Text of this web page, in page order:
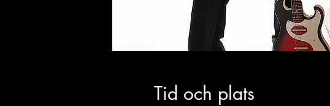
Tid och plats